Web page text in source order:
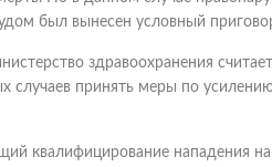
был вынесен условный
здравоохранения считает
случаев принять меры по
квалифицирование нападения на